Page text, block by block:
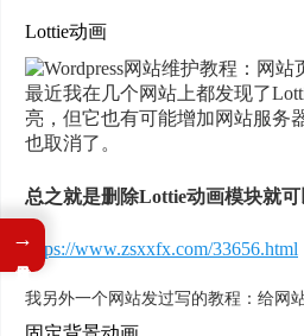
Lottie动画
最近我在几个网站上都发现了
亮，但它也有可能增加网站服务
也取消了。
总之就是删除Lottie动画模块就可
https://www.zsxxfx.com/33656.html
我另外一个网站发过写的教程：给网
→